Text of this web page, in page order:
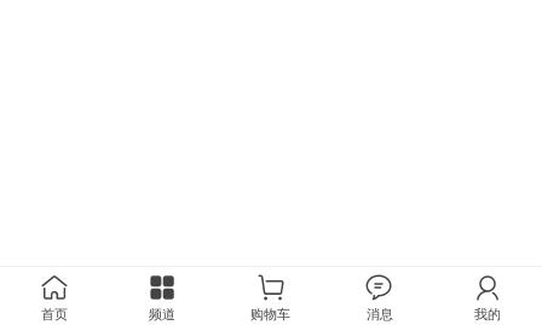
首页 频道 购物车 消息 我的